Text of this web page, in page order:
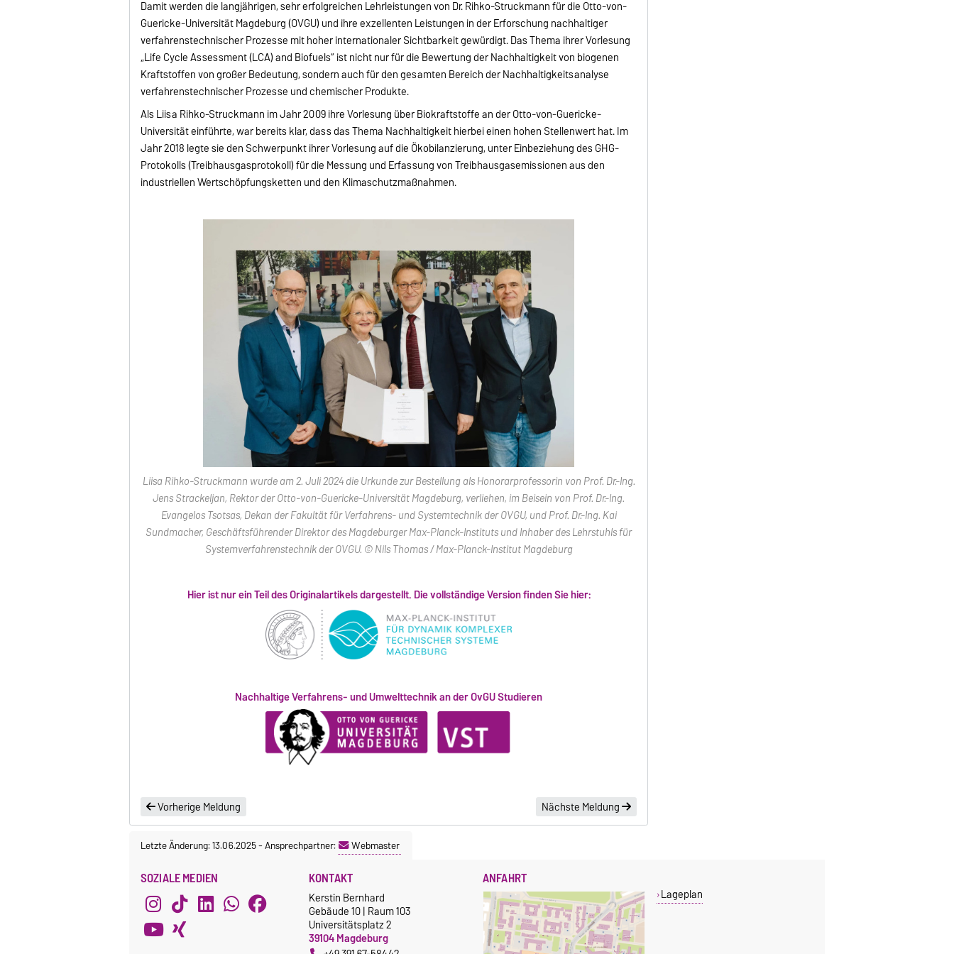
Damit werden die langjährigen, sehr erfolgreichen Lehrleistungen von Dr. Rihko-Struckmann für die Otto-von-
Guericke-Universität Magdeburg (OVGU) und ihre exzellenten Leistungen in der Erforschung nachhaltiger
verfahrenstechnischer Prozesse mit hoher internationaler Sichtbarkeit gewürdigt. Das Thema ihrer Vorlesung
„Life Cycle Assessment (LCA) and Biofuels“ ist nicht nur für die Bewertung der Nachhaltigkeit von biogenen
Kraftstoffen von großer Bedeutung, sondern auch für den gesamten Bereich der Nachhaltigkeitsanalyse
verfahrenstechnischer Prozesse und chemischer Produkte.
Als Liisa Rihko-Struckmann im Jahr 2009 ihre Vorlesung über Biokraftstoffe an der Otto-von-Guericke-
Universität einführte, war bereits klar, dass das Thema Nachhaltigkeit hierbei einen hohen Stellenwert hat. Im
Jahr 2018 legte sie den Schwerpunkt ihrer Vorlesung auf die Ökobilanzierung, unter Einbeziehung des GHG-
Protokolls (Treibhausgasprotokoll) für die Messung und Erfassung von Treibhausgasemissionen aus den
industriellen Wertschöpfungsketten und den Klimaschutzmaßnahmen.
Liisa Rihko-Struckmann wurde am 2. Juli 2024 die Urkunde zur Bestellung als Honorarprofessorin von Prof. Dr.-Ing.
Jens Strackeljan, Rektor der Otto-von-Guericke-Universität Magdeburg, verliehen, im Beisein von Prof. Dr.-Ing.
Evangelos Tsotsas, Dekan der Fakultät für Verfahrens- und Systemtechnik der OVGU, und Prof. Dr.-Ing. Kai
Sundmacher, Geschäftsführender Direktor des Magdeburger Max-Planck-Instituts und Inhaber des Lehrstuhls für
Systemverfahrenstechnik der OVGU. © Nils Thomas / Max-Planck-Institut Magdeburg
Hier ist nur ein Teil des Originalartikels dargestellt. Die vollständige Version finden Sie hier:
Nachhaltige Verfahrens- und Umwelttechnik an der OvGU Studieren
Vorherige Meldung Nächste Meldung
Letzte Änderung: 13.06.2025-Ansprechpartner: Webmaster
SOZIALE MEDIEN KONTAKT
Kerstin Bernhard
Gebäude 10 | Raum 103
Universitätsplatz 2
39104 Magdeburg
ANFAHRT
Lageplan